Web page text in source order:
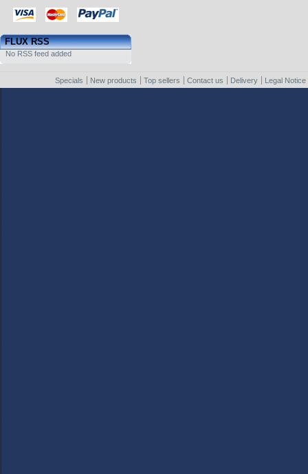
FLUX RSS
No RSS feed added
Specials New products Top sellers Contact us Delivery Legal Notice